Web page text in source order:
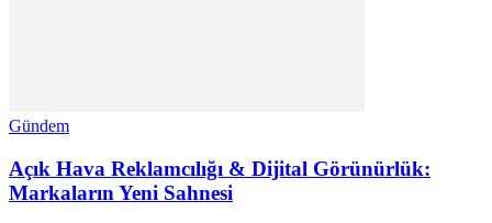
Gündem
Açık Hava Reklamcılığı & Dijital Görünürlük:
Markaların Yeni Sahnesi